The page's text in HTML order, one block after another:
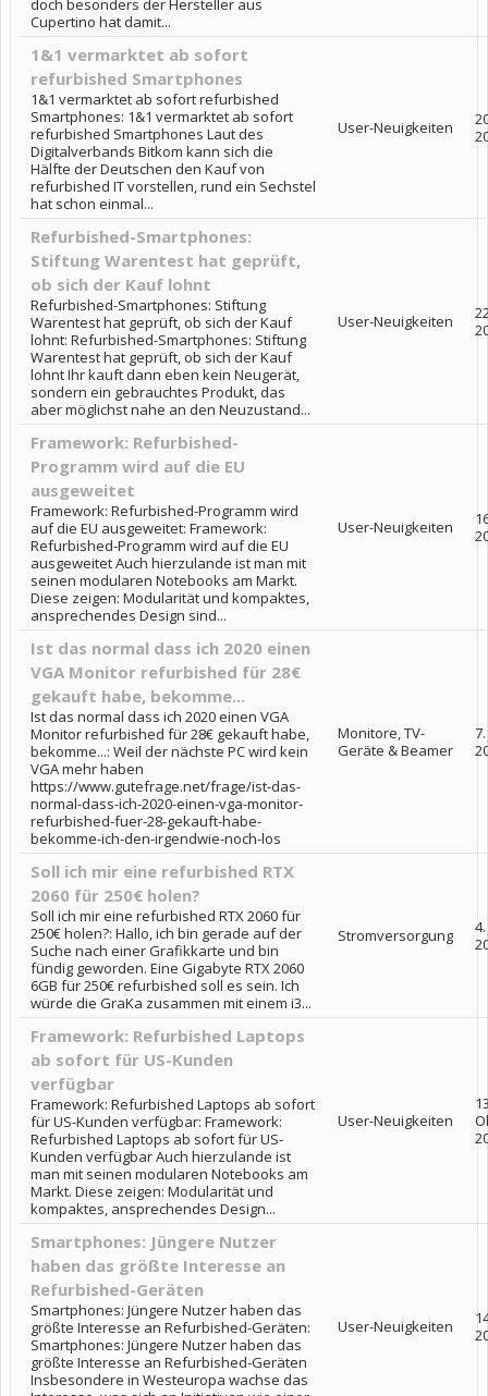
doch besonders der Hersteller aus
Cupertino hat damit...
1&1 vermarktet ab sofort
refurbished Smartphones
1&1 vermarktet ab sofort refurbished
Smartphones: 1&1 vermarktet ab sofort
refurbished Smartphones Laut des
Digitalverbands Bitkom kann sich die
Hälfte der Deutschen den Kauf von
refurbished IT vorstellen, rund ein Sechstel
hat schon einmal...
User-Neuigkeiten
Refurbished-Smartphones:
Stiftung Warentest hat geprüft,
ob sich der Kauf lohnt
Refurbished-Smartphones: Stiftung
Warentest hat geprüft, ob sich der Kauf
lohnt: Refurbished-Smartphones: Stiftung
Warentest hat geprüft, ob sich der Kauf
lohnt Ihr kauft dann eben kein Neugerät,
sondern ein gebrauchtes Produkt, das
aber möglichst nahe an den Neuzustand...
User-Neuigkeiten
Framework: Refurbished-
Programm wird auf die EU
ausgeweitet
Framework: Refurbished-Programm wird
auf die EU ausgeweitet: Framework:
Refurbished-Programm wird auf die EU
ausgeweitet Auch hierzulande ist man mit
seinen modularen Notebooks am Markt.
Diese zeigen: Modularität und kompaktes,
ansprechendes Design sind...
User-Neuigkeiten
Ist das normal dass ich 2020 einen
VGA Monitor refurbished für 28€
gekauft habe, bekomme...
Ist das normal dass ich 2020 einen VGA
Monitor refurbished für 28€ gekauft habe,
bekomme...: Weil der nächste PC wird kein
VGA mehr haben
https://www.gutefrage.net/frage/ist-das-
normal-dass-ich-2020-einen-vga-monitor-
refurbished-fuer-28-gekauft-habe-
bekomme-ich-den-irgendwie-noch-los
Monitore, TV-
Geräte & Beamer
Soll ich mir eine refurbished RTX
2060 für 250€ holen?
Soll ich mir eine refurbished RTX 2060 für
250€ holen?: Hallo, ich bin gerade auf der
Suche nach einer Grafikkarte und bin
fündig geworden. Eine Gigabyte RTX 2060
6GB für 250€ refurbished soll es sein. Ich
würde die GraKa zusammen mit einem i3...
Stromversorgung
Framework: Refurbished Laptops
ab sofort für US-Kunden
verfügbar
Framework: Refurbished Laptops ab sofort
für US-Kunden verfügbar: Framework:
Refurbished Laptops ab sofort für US-
Kunden verfügbar Auch hierzulande ist
man mit seinen modularen Notebooks am
Markt. Diese zeigen: Modularität und
kompaktes, ansprechendes Design...
User-Neuigkeiten
Smartphones: Jüngere Nutzer
haben das größte Interesse an
Refurbished-Geräten
Smartphones: Jüngere Nutzer haben das
größte Interesse an Refurbished-Geräten:
Smartphones: Jüngere Nutzer haben das
größte Interesse an Refurbished-Geräten
Insbesondere in Westeuropa wachse das
User-Neuigkeiten